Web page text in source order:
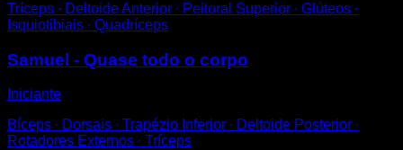
Tríceps ∙ Deltoide Anterior ∙ Peitoral Superior ∙ Glúteos ∙
Isquiotibiais ∙ Quadríceps
Samuel - Quase todo o corpo
Iniciante
Bíceps ∙ Dorsais ∙ Trapézio Inferior ∙ Deltoide Posterior ∙
Rotadores Externos ∙ Tríceps